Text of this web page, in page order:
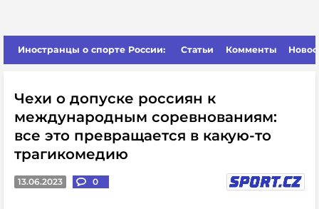
Иностранцы о спорте России: Статьи Комменты
Чехи о допуске россиян к
международным соревнованиям:
все это превращается в какую-то
трагикомедию
13.06.2023 0